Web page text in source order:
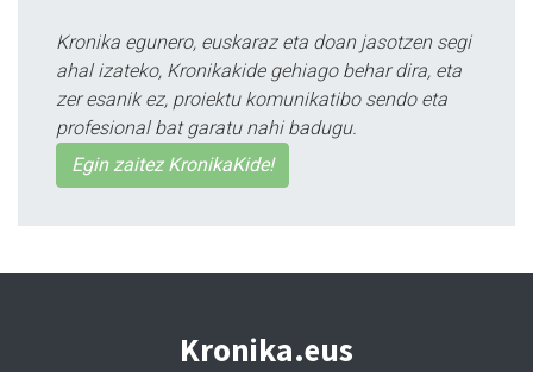
Kronika egunero, euskaraz eta doan jasotzen segi
ahal izateko, Kronikakide gehiago behar dira, eta
zer esanik ez, proiektu komunikatibo sendo eta
profesional bat garatu nahi badugu.
Egin zaitez KronikaKide!
Kronika.eus